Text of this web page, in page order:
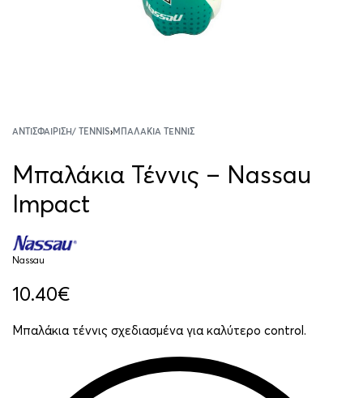
ΑΝΤΙΣΦΑΊΡΙΣΗ/ TENNIS›ΜΠΑΛΆΚΙΑ ΤΈΝΝΙΣ
Μπαλάκια Τέννις – Nassau
Impact
Nassau
10.40€
Μπαλάκια τέννις σχεδιασμένα για καλύτερο control.